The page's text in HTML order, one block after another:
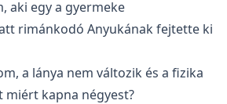
aki egy a gyermeke
rimánkodó Anyukának fejtette ki
a lánya nem változik és a fizika
miért kapna négyest?